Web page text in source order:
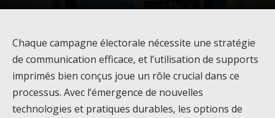
Chaque campagne électorale nécessite une stratégie
de communication efficace, et l’utilisation de supports
imprimés bien conçus joue un rôle crucial dans ce
processus. Avec l’émergence de nouvelles
technologies et pratiques durables, les options de